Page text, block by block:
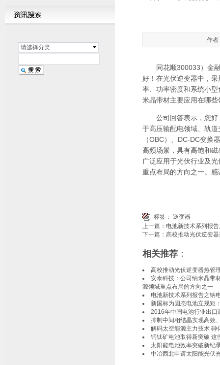
请选择分类
作
同花顺300033）金融
好！在光伏逆变器中，
率、功率密度和系统小
米晶带材主要应用在哪
公司回答表示，您好
于高压输配电领域、轨
（OBC）、DC-DC变换
高频场景，具有高饱和
广泛应用于光伏行业及
重点布局的方向之一。
标签： 逆变器
上一篇： 电池新技术系列报
下一篇： 高校推动光伏逆变
相关推荐 ：
高校推动光伏逆变器热管
安泰科技：公司纳米晶带
源领域重点布局的方向之一
电池新技术系列报告之钠
新国标为固态电池立规矩
2016年中国电池行业出口
抑制中间相结晶实现高效
解码太空能源主力技术 砷
钙钛矿电池取得新突破 这
太阳能电池效率突破新纪
中冶西北申请太阳能光伏